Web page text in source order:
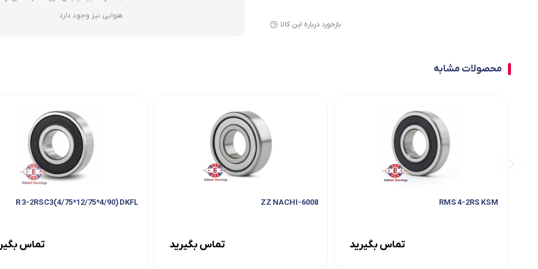
بازخورد درباره این کالا
هوایی نیز وجود دارد
محصولات مشابه
RMS 4-2RS KSM
تماس بگیرید
6008-ZZ NACHI
تماس بگیرید
R 3-2RSC3(4/75*12/75*4/90) DKFL
تماس